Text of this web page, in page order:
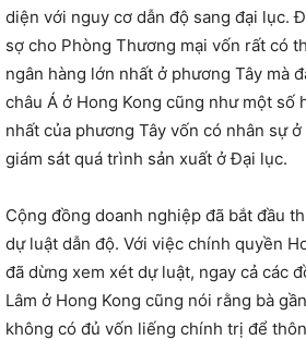
diện với nguy cơ dẫn độ sang đại lục.
sợ cho Phòng Thương mại vốn rất có
ngân hàng lớn nhất ở phương Tây mà
châu Á ở Hong Kong cũng như một số
nhất của phương Tây vốn có nhân sự
giám sát quá trình sản xuất ở Đại lục.
Cộng đồng doanh nghiệp đã bắt đầu
dự luật dẫn độ. Với việc chính quyền
đã dừng xem xét dự luật, ngay cả các
Lâm ở Hong Kong cũng nói rằng bà
không có đủ vốn liếng chính trị để